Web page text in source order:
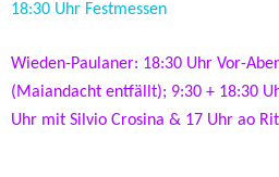
18:30 Uhr Festmessen
Wieden-Paulaner: 18:30 Uhr Vor-
(Maiandacht entfällt); 9:30 + 18:30
Uhr mit Silvio Crosina & 17 Uhr ao